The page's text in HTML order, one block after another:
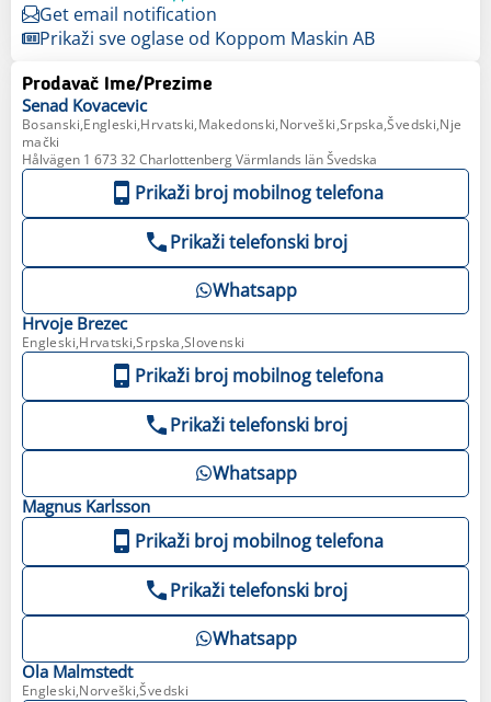
Get email notification
Prikaži sve oglase od Koppom Maskin AB
Prodavač Ime/Prezime
Senad Kovacevic
Bosanski,Engleski,Hrvatski,Makedonski,Norveški,Srpska,Švedski,Nje
mački
Hålvägen 1 673 32 Charlottenberg Värmlands län Švedska
Prikaži broj mobilnog telefona
Prikaži telefonski broj
Whatsapp
Hrvoje Brezec
Engleski,Hrvatski,Srpska,Slovenski
Prikaži broj mobilnog telefona
Prikaži telefonski broj
Whatsapp
Magnus Karlsson
Prikaži broj mobilnog telefona
Prikaži telefonski broj
Whatsapp
Ola Malmstedt
Engleski,Norveški,Švedski